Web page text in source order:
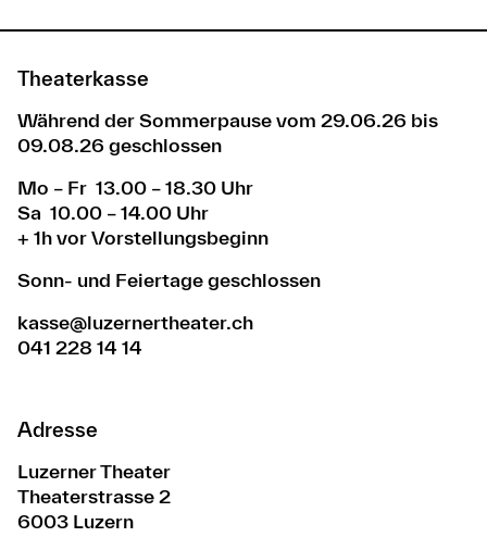
Theaterkasse
Während der Sommerpause vom 29.06.26 bis
09.08.26 geschlossen
Mo – Fr 13.00 – 18.30 Uhr
Sa 10.00 – 14.00 Uhr
+ 1h vor Vorstellungsbeginn
Sonn- und Feiertage geschlossen
kasse@luzernertheater.ch
041 228 14 14
Adresse
Luzerner Theater
Theaterstrasse 2
6003 Luzern